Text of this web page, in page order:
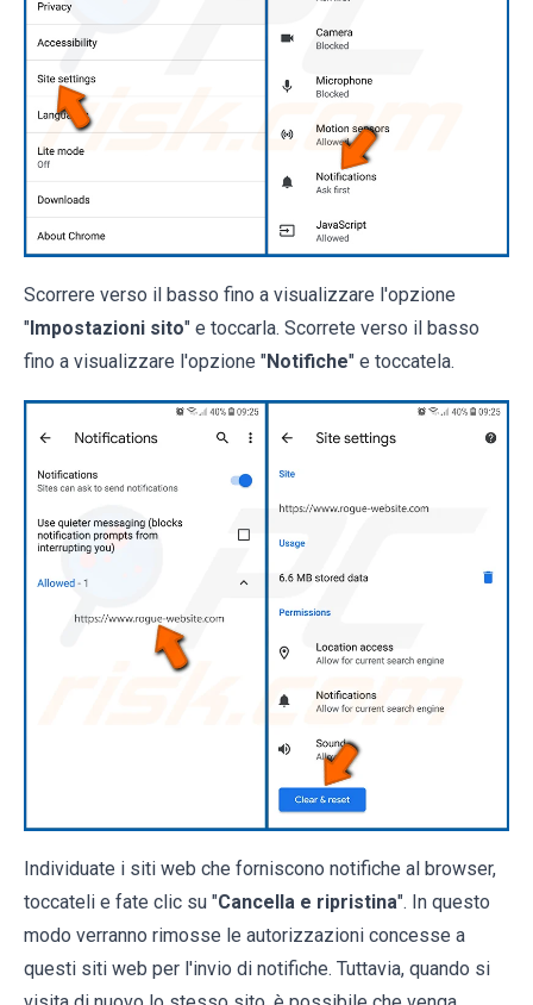
Scorrere verso il basso fino a visualizzare l'opzione
" Impostazioni sito" e toccarla. Scorrete verso il basso
fino a visualizzare l'opzione "Notifiche" e toccatela.
Individuate i siti web che forniscono notifiche al browser,
toccateli e fate clic su "Cancella e ripristina". In questo
modo verranno rimosse le autorizzazioni concesse a
questi siti web per l'invio di notifiche. Tuttavia, quando si